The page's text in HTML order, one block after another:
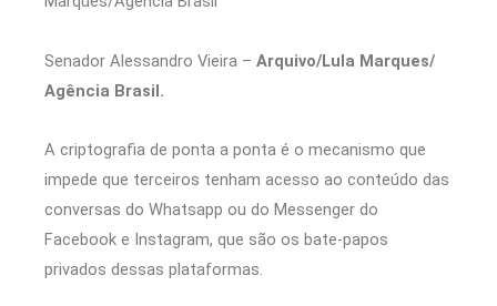
Senador Alessandro Vieira – Arquivo/Lula Marques/
Agência Brasil.
A criptografia de ponta a ponta é o mecanismo que
impede que terceiros tenham acesso ao conteúdo das
conversas do Whatsapp ou do Messenger do
Facebook e Instagram, que são os bate-papos
privados dessas plataformas.